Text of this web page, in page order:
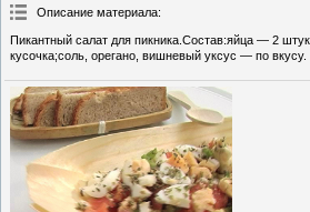
Описание материала:
Пикантный салат для пикника.Состав:яйца — 2
кусочка;соль, орегано, вишневый уксус — по вкусу.